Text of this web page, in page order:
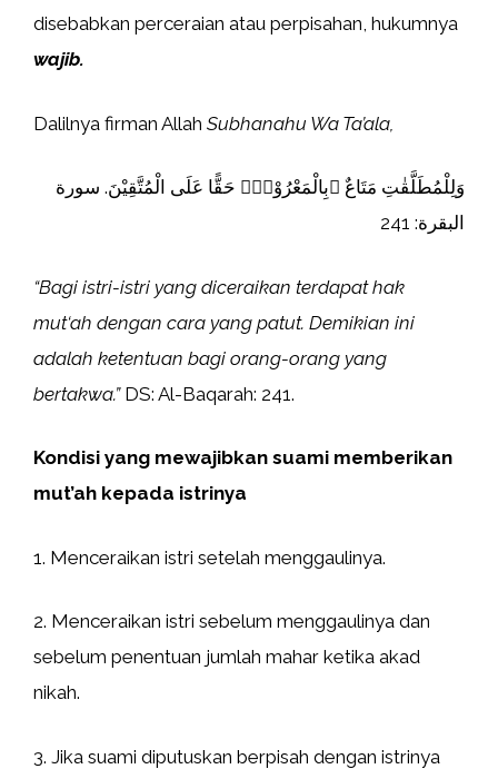
disebabkan perceraian atau perpisahan, hukumnya
wajib.
Dalilnya firman Allah Subhanahu Wa Ta’ala,
وَلِلْمُطَلَّقٰتِ مَتَاعٌ ۢبِالْمَعْرُوْفِۗ حَقًّا عَلَى الْمُتَّقِيْنَ. سورة
البقرة: 241
“Bagi istri-istri yang diceraikan terdapat hak
mut‘ah dengan cara yang patut. Demikian ini
adalah ketentuan bagi orang-orang yang
bertakwa.”DS: Al-Baqarah: 241.
Kondisi yang mewajibkan suami memberikan
mut’ah kepada istrinya
1. Menceraikan istri setelah menggaulinya.
2. Menceraikan istri sebelum menggaulinya dan
sebelum penentuan jumlah mahar ketika akad
nikah.
3. Jika suami diputuskan berpisah dengan istrinya